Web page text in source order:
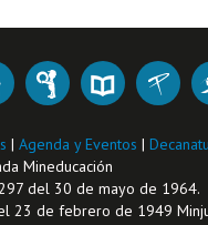
| Agenda y Eventos |
Mineducación
del 30 de mayo de 1964.
23 de febrero de 1949